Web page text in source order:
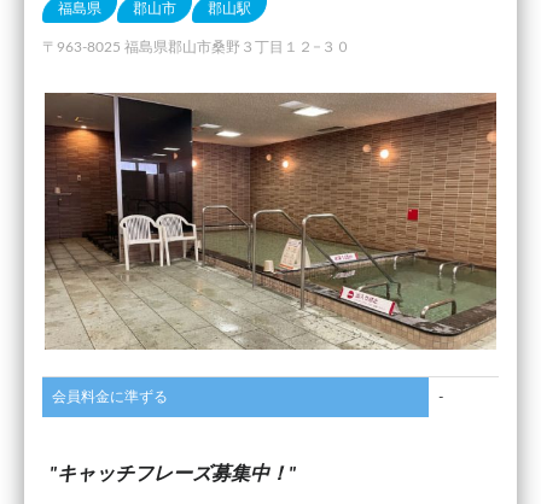
福島県 郡山市 郡山駅
〒963-8025 福島県郡山市桑野３丁目１２−３０
会員料金に準ずる -
キャッチフレーズ募集中！